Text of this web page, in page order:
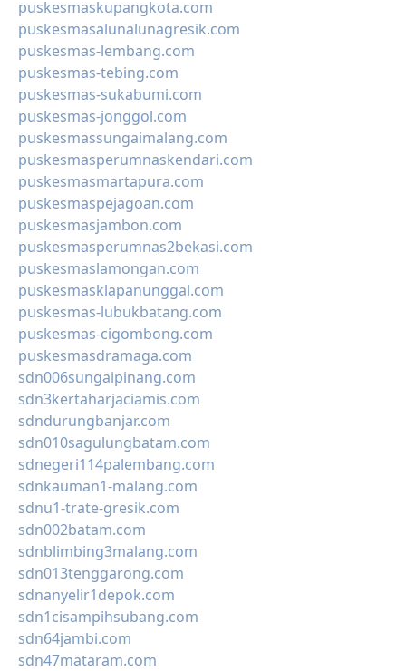
puskesmaskupangkota.com
puskesmasalunalunagresik.com
puskesmas-lembang.com
puskesmas-tebing.com
puskesmas-sukabumi.com
puskesmas-jonggol.com
puskesmassungaimalang.com
puskesmasperumnaskendari.com
puskesmasmartapura.com
puskesmaspejagoan.com
puskesmasjambon.com
puskesmasperumnas2bekasi.com
puskesmaslamongan.com
puskesmasklapanunggal.com
puskesmas-lubukbatang.com
puskesmas-cigombong.com
puskesmasdramaga.com
sdn006sungaipinang.com
sdn3kertaharjaciamis.com
sdndurungbanjar.com
sdn010sagulungbatam.com
sdnegeri114palembang.com
sdnkauman1-malang.com
sdnu1-trate-gresik.com
sdn002batam.com
sdnblimbing3malang.com
sdn013tenggarong.com
sdnanyelir1depok.com
sdn1cisampihsubang.com
sdn64jambi.com
sdn47mataram.com